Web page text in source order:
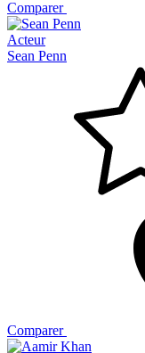
Comparer
Acteur
Sean Penn
Comparer